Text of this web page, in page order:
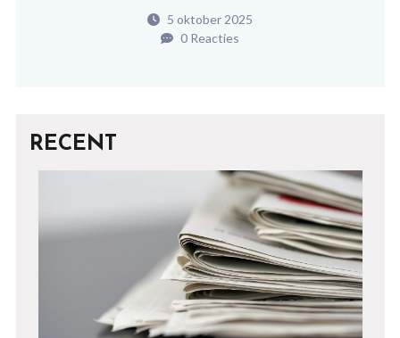
5 oktober 2025
0 Reacties
RECENT